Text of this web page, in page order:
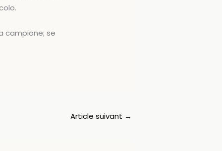
campione; se
Article suivant →